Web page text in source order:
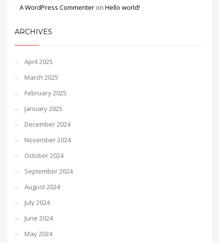
A WordPress Commenter on Hello world!
ARCHIVES
April 2025
March 2025
February 2025
January 2025
December 2024
November 2024
October 2024
September 2024
August 2024
July 2024
June 2024
May 2024